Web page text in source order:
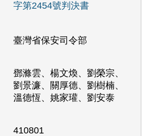
字第2454號判決書
臺灣省保安司令部
鄧滌雲、楊文煥、劉榮宗、
劉景濂、關厚德、劉樹楠、
溫德恆、姚家瓘、劉安泰
410801